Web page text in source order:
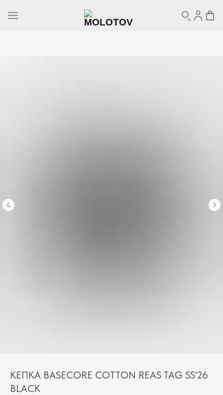
КЕПКА BASECORE COTTON REAS TAG SS'26
BLACK